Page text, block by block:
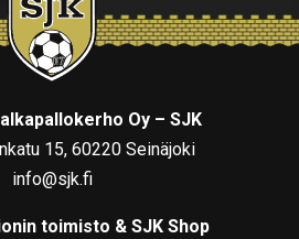
Oy – SJK
15, 60220 Seinäjoki
info@sjk.fi
toimisto & SJK Shop